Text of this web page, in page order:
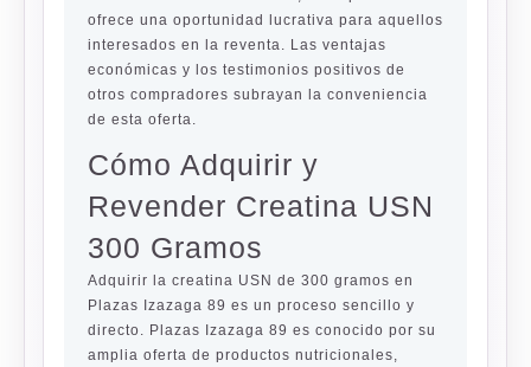
ofrece una oportunidad lucrativa para aquellos
interesados en la reventa. Las ventajas
económicas y los testimonios positivos de
otros compradores subrayan la conveniencia
de esta oferta.
Cómo Adquirir y
Revender Creatina USN
300 Gramos
Adquirir la creatina USN de 300 gramos en
Plazas Izazaga 89 es un proceso sencillo y
directo. Plazas Izazaga 89 es conocido por su
amplia oferta de productos nutricionales,